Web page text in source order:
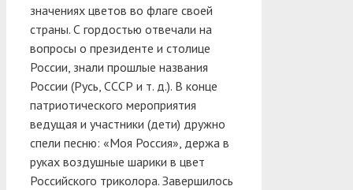
значениях цветов во флаге своей
страны. С гордостью отвечали на
вопросы о президенте и столице
России, знали прошлые названия
России (Русь, СССР и т. д.). В конце
патриотического мероприятия
ведущая и участники (дети) дружно
спели песню: «Моя Россия», держа в
руках воздушные шарики в цвет
Российского триколора. Завершилось